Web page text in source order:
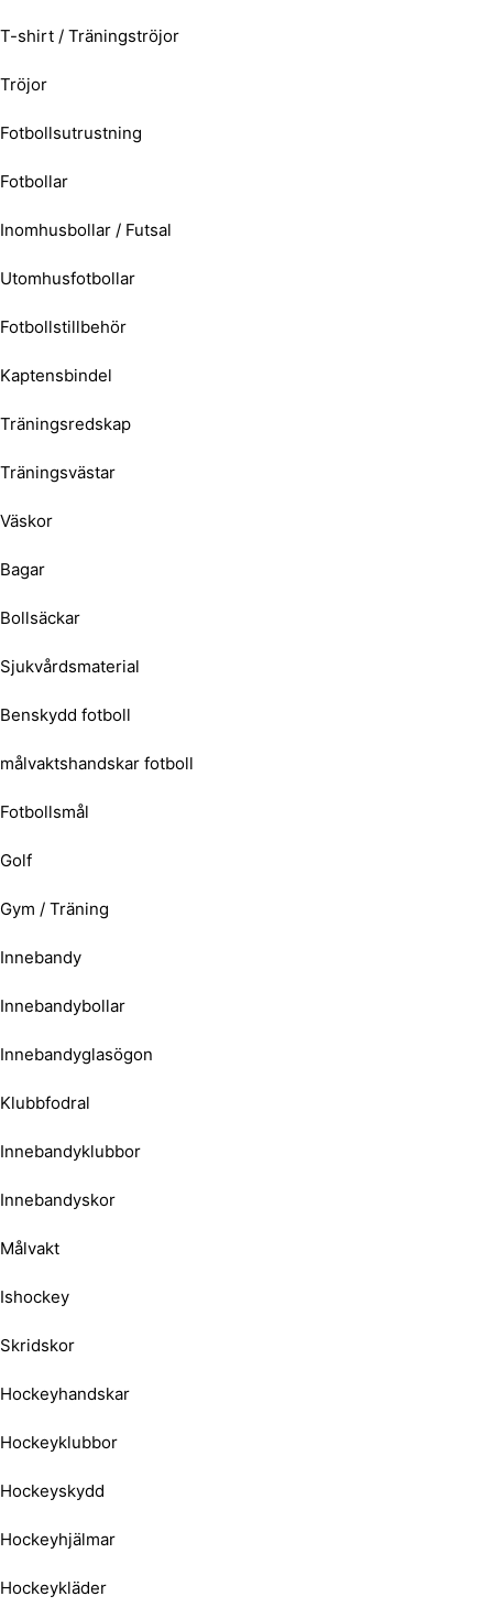
T-shirt / Träningströjor
Tröjor
Fotbollsutrustning
Fotbollar
Inomhusbollar / Futsal
Utomhusfotbollar
Fotbollstillbehör
Kaptensbindel
Träningsredskap
Träningsvästar
Väskor
Bagar
Bollsäckar
Sjukvårdsmaterial
Benskydd fotboll
målvaktshandskar fotboll
Fotbollsmål
Golf
Gym / Träning
Innebandy
Innebandybollar
Innebandyglasögon
Klubbfodral
Innebandyklubbor
Innebandyskor
Målvakt
Ishockey
Skridskor
Hockeyhandskar
Hockeyklubbor
Hockeyskydd
Hockeyhjälmar
Hockeykläder